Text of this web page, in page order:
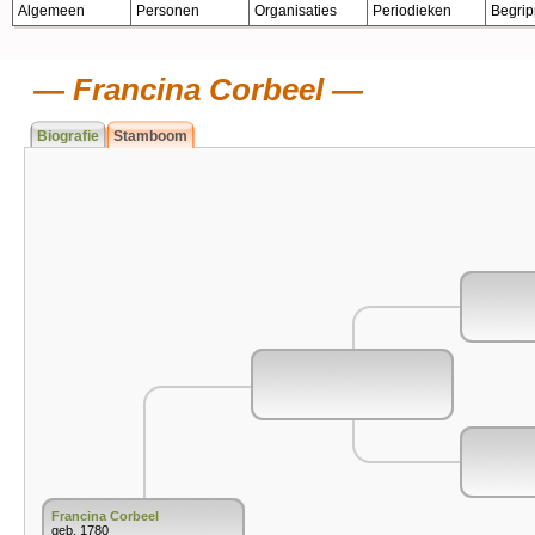
Algemeen Personen Organisaties Periodieken
Francina Corbeel
Biografie Stamboom
Francina Corbeel
geb. 1780